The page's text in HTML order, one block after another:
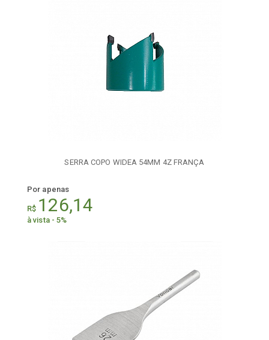
SERRA COPO WIDEA 54MM 4Z FRANÇA
Por apenas
R$ 126,14
à vista - 5%